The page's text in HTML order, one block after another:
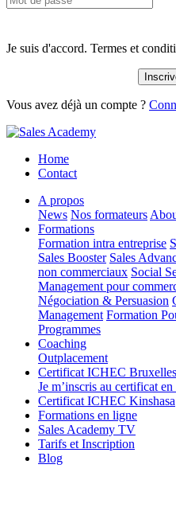
Je suis d'accord. Termes et
Vous avez déjà un compte ?
Home
Contact
A propos
News Nos formateurs
Formations
Formation intra entreprise
Sales Booster Sales
non commerciaux Social
Management pour
Négociation & Persuasion
Management Formation
Programmes
Coaching
Outplacement
Certificat ICHEC Bruxelles
Je m’inscris au certificat en
Certificat ICHEC Kinshasa
Formations en ligne
Sales Academy TV
Tarifs et Inscription
Blog